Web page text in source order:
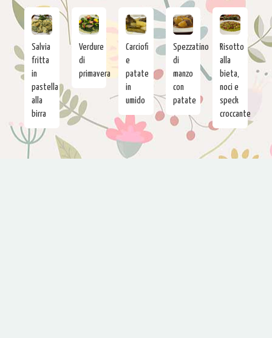
Salvia
fritta
in
pastella
alla
birra
Verdure
di
primavera
Carciofi
e
patate
in
umido
Spezzatino
di
manzo
con
patate
Risotto
alla
bieta,
noci e
speck
croccante